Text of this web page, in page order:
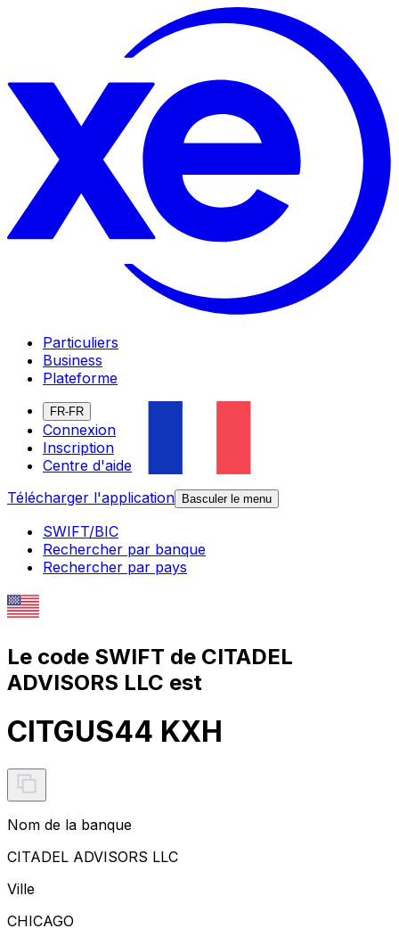
Particuliers
Business
Plateforme
FR-FR
Connexion
Inscription
Centre d'aide
Télécharger l'application
Basculer le menu
SWIFT/BIC
Rechercher par banque
Rechercher par pays
Le code SWIFT de CITADEL
ADVISORS LLC est
CITGUS44 KXH
Nom de la banque
CITADEL ADVISORS LLC
Ville
CHICAGO